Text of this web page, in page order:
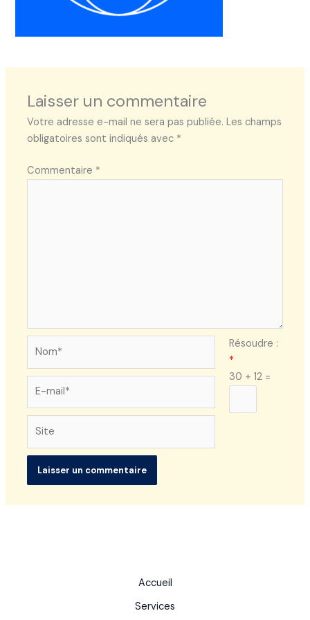
Laisser un commentaire
Votre adresse e-mail ne sera pas publiée. Les champs
obligatoires sont indiqués avec *
Commentaire *
Résoudre :
*
30 + 12 =
Accueil
Services